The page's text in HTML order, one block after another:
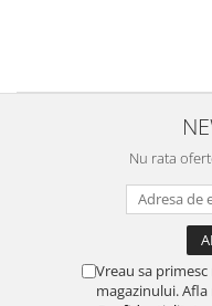
Nu rata
Vreau sa
magazinului.